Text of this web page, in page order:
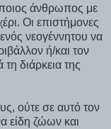
άνθρωπος με
Οι επιστήμονες
νεογέννητου να
ή/και τον
διάρκεια της
ούτε σε αυτό τον
είδη ζώων και